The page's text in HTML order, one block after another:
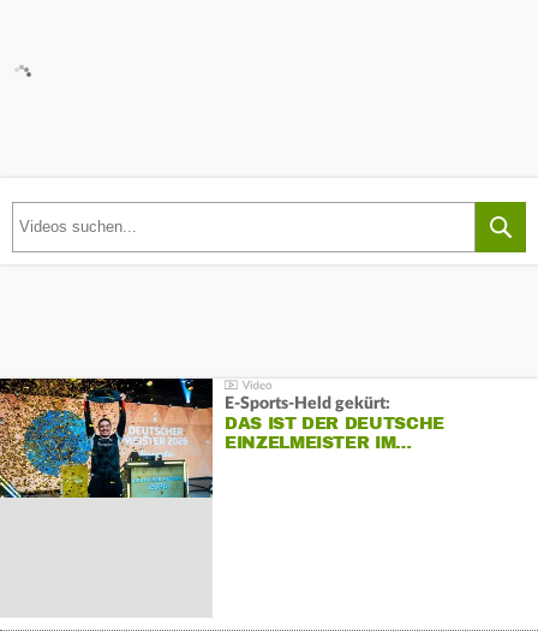
E-Sports-Held gekürt:
DAS IST DER DEUTSCHE
EINZELMEISTER IM…